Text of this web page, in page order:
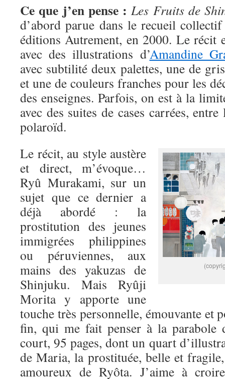
Ce que j’en pense : Les Fruits de
d’abord parue dans le recueil
éditions Autrement, en 2000. Le récit
avec des illustrations d’Amandine
avec subtilité deux palettes, une de
et une de couleurs franches pour les
des enseignes. Parfois, on est à la
avec des suites de cases carrées,
polaroïd.
Le récit, au style austère
et direct, m’évoque…
Ryû Murakami, sur un
sujet que ce dernier a
déjà abordé : la
prostitution des jeunes
immigrées philippines
ou péruviennes, aux
mains des yakuzas de
Shinjuku. Mais Ryûji
Morita y apporte une
touche très personnelle, émouvante et
fin, qui me fait penser à la parabole
court, 95 pages, dont un quart
de Maria, la prostituée, belle et
amoureux de Ryôta. J’aime à